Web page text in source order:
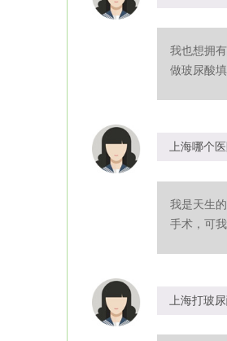
我也想拥
做玻尿酸
上海哪个
我是天生
手术，可
上海打玻